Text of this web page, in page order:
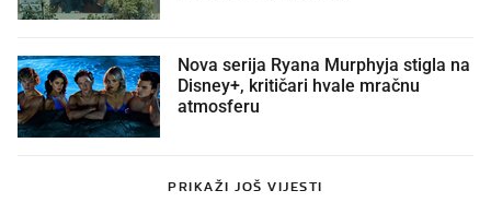
Nova serija Ryana Murphyja stigla na
Disney+, kritičari hvale mračnu
atmosferu
PRIKAŽI JOŠ VIJESTI